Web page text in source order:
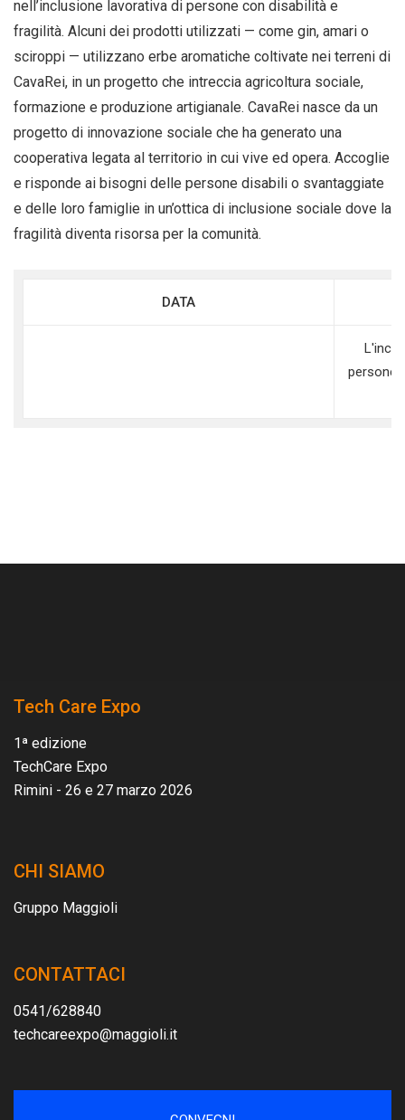
nell’inclusione lavorativa di persone con disabilità e
fragilità. Alcuni dei prodotti utilizzati — come gin, amari o
sciroppi — utilizzano erbe aromatiche coltivate nei terreni di
CavaRei, in un progetto che intreccia agricoltura sociale,
formazione e produzione artigianale. CavaRei nasce da un
progetto di innovazione sociale che ha generato una
cooperativa legata al territorio in cui vive ed opera. Accoglie
e risponde ai bisogni delle persone disabili o svantaggiate
e delle loro famiglie in un’ottica di inclusione sociale dove la
fragilità diventa risorsa per la comunità.
DATA
persone
Tech Care Expo
1ª edizione
TechCare Expo
Rimini - 26 e 27 marzo 2026
CHI SIAMO
Gruppo Maggioli
CONTATTACI
0541/628840
techcareexpo@maggioli.it